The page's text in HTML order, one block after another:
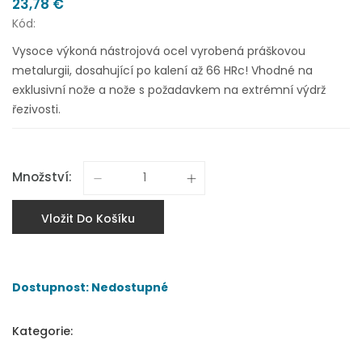
Kód:
Vysoce výkoná nástrojová ocel vyrobená práškovou
metalurgii, dosahující po kalení až 66 HRc! Vhodné na
exklusivní nože a nože s požadavkem na extrémní výdrž
řezivosti.
Množství:
Vložit Do Košíku
Dostupnost: Nedostupné
Kategorie: